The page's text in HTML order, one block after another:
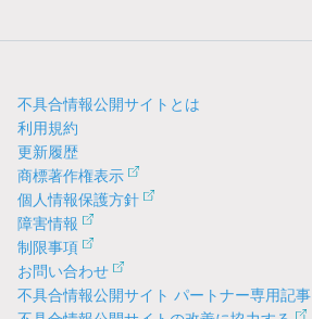
不具合情報公開サイトとは
利用規約
更新履歴
商標著作権表示
個人情報保護方針
障害情報
制限事項
お問い合わせ
不具合情報公開サイト パートナー専用記事